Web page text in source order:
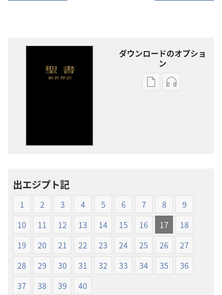
ダウンロードのオプショ
ン
出
オ
プ
ショ
ン
界
オー
オ
プ
ショ
ン
界
出エジプト記
1 2 3 4 5 6 7 8
9
10
11 12 13 14 15 16 17
18
19
20 21 22 23 24 25 26
27
28
29 30 31 32 33 34 35
36
37
38 39 40